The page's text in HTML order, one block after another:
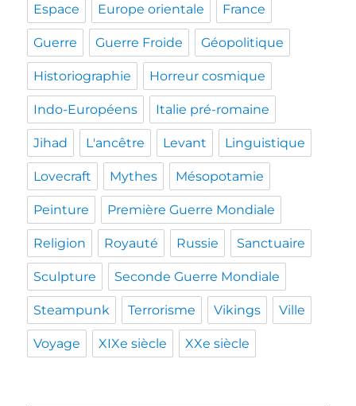
Espace Europe orientale France
Guerre Guerre Froide Géopolitique
Historiographie Horreur cosmique
Indo-Européens Italie pré-romaine
Jihad L'ancêtre Levant Linguistique
Lovecraft Mythes Mésopotamie
Peinture Première Guerre Mondiale
Religion Royauté Russie Sanctuaire
Sculpture Seconde Guerre Mondiale
Steampunk Terrorisme Vikings Ville
Voyage XIXe siècle XXe siècle